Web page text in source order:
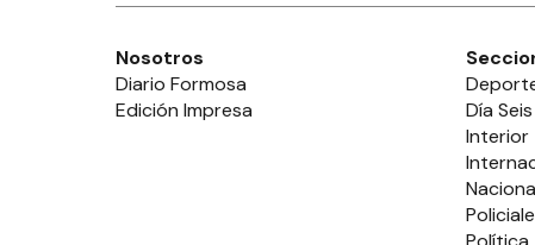
Nosotros
Diario Formosa
Edición Impresa
Día Seis
Interior